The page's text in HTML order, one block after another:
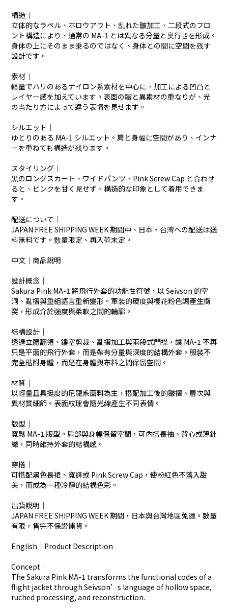
構造｜
立体的なラペル、ホロウアウト、乱れた皺加工、二段式のフロ
ント構造により、通常の MA-1 とは異なる分量と奥行きを形成。
身体の上にそのまま乗るのではなく、身体との間に空間を残す
設計です。
素材｜
軽量でハリのあるナイロン系素材を中心に、加工による凹凸と
レイヤー感を加えています。表面の皺と異素材の重なりが、光
の当たり方によって違う表情を見せます。
シルエット｜
ゆとりのある MA-1 シルエット。肩と身幅に空間があり、インナ
ーを重ねても構造が残ります。
スタイリング｜
黒のロングスカート、ワイドパンツ、Pink Screw Cap と合わせ
ると、ピンクを甘く見せず、構造的な印象として着用できま
す。
配送について｜
JAPAN FREE SHIPPING WEEK 期間中、日本・台湾への配送は送
料無料です。数量限定、再入荷未定。
中文｜商品說明
設計概念｜
Sakura Pink MA-1 將飛行外套的功能性符號，以 Seivson 的空
洞、亂摺與重組語言重新變形。軍裝的硬度與櫻花粉色調產生衝
突，形成介於強度與柔軟之間的輪廓。
結構設計｜
透過立體翻領、鏤空剪裁、亂摺加工與兩段式門襟，讓 MA-1 不再
只是平面的飛行外套，而是帶有分量與深度的結構外套。服裝不
完全貼附身體，而是在身體與布料之間保留空間。
材質｜
以輕量且具挺度的尼龍系面料為主，搭配加工後的皺褶、層次與
異材質細節。表面紋理會隨光線產生不同表情。
版型｜
寬鬆 MA-1 版型。肩部與身幅保留空間，可內搭長袖、背心或薄針
織，同時維持外套的結構感。
穿搭｜
可搭配黑色長裙、寬褲或 Pink Screw Cap，使粉紅色不落入甜
美，而成為一種冷靜的結構色彩。
出貨說明｜
JAPAN FREE SHIPPING WEEK 期間，日本與台灣地區免運。數量
有限，售完不保證補貨。
English｜Product Description
Concept｜
The Sakura Pink MA-1 transforms the functional codes of a
flight jacket through Seivson’s language of hollow space,
ruched processing, and reconstruction.